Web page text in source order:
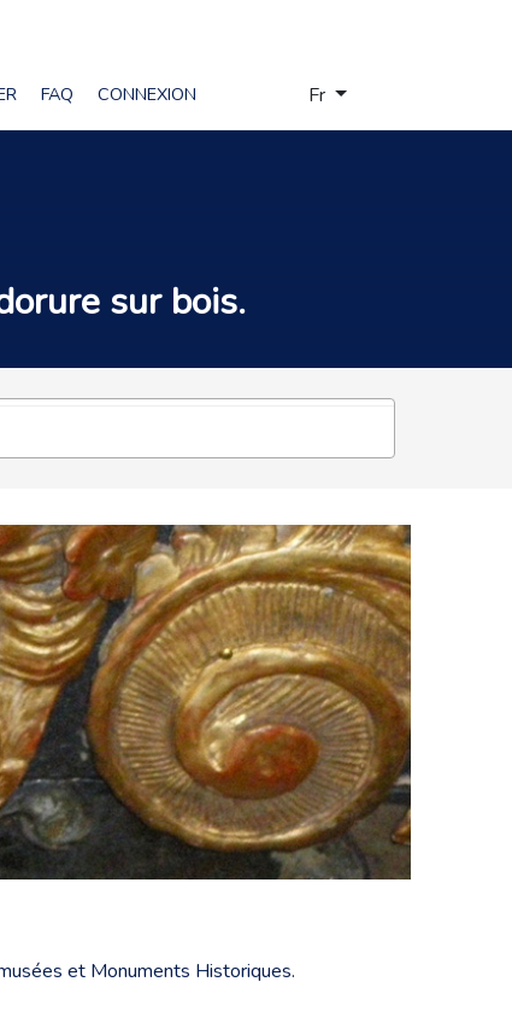
FAQ CONNEXION Sélectionnez votre langue
Fr
sur bois.
et Monuments Historiques.